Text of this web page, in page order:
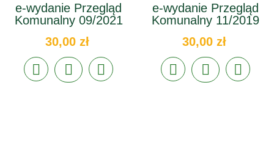
e-wydanie Przegląd
Komunalny 09/2021
30,00 zł
e-wydanie Przegląd
Komunalny 11/2019
30,00 zł